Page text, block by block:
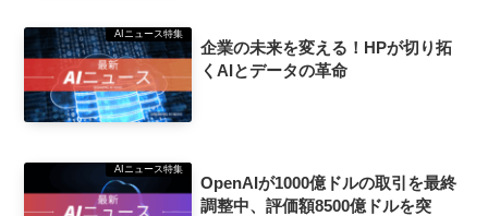
AIニュース特集
企業の未来を変える！HPが切り拓
くAIとデータの革命
AIニュース特集
OpenAIが1000億ドルの取引を最終
調整中、評価額8500億ドルを突